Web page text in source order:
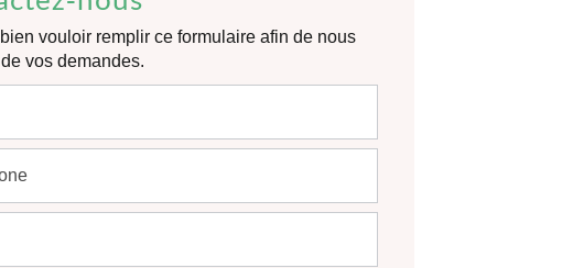
vouloir remplir ce formulaire afin de nous
vos demandes.